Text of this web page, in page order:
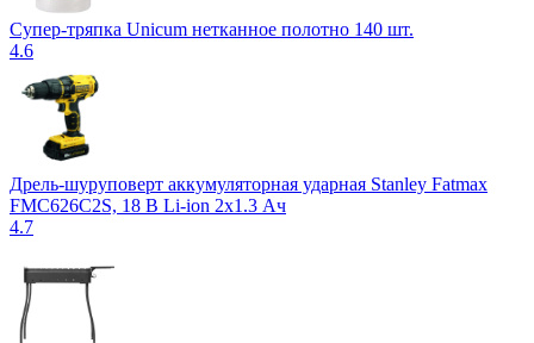
Супер-тряпка Unicum нетканное полотно 140 шт.
4.6
Дрель-шуруповерт аккумуляторная ударная Stanley Fatmax
FMC626C2S, 18 В Li-ion 2х1.3 Ач
4.7